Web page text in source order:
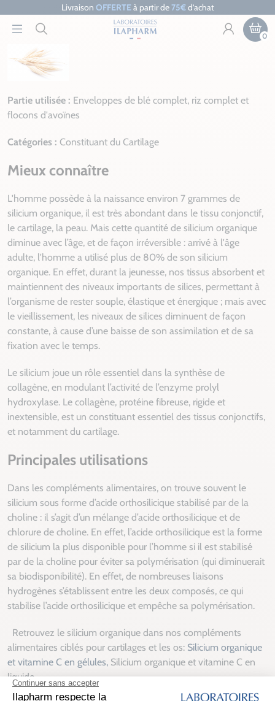
Livraison OFFERTEà partir de 75€d’achat
0
Partie utilisée : Enveloppes de blé complet, riz complet et
flocons d'avoïnes
Catégories : Constituant du Cartilage
Mieux connaître
L'homme possède à la naissance environ 7 grammes de
silicium organique, il est très abondant dans le tissu conjonctif,
le cartilage, la peau. Mais cette quantité de silicium organique
diminue avec l’âge, et de façon irréversible : arrivé à l'âge
adulte, l'homme a utilisé plus de 80% de son silicium
organique. En effet, durant la jeunesse, nos tissus absorbent et
maintiennent des niveaux importants de silices, permettant à
l’organisme de rester souple, élastique et énergique ; mais avec
le vieillissement, les niveaux de silices diminuent de façon
constante, à cause d’une baisse de son assimilation et de sa
fixation avec le temps.
Le silicium joue un rôle essentiel dans la synthèse de
collagène, en modulant l’activité de l’enzyme prolyl
hydroxylase. Le collagène, protéine fibreuse, rigide et
inextensible, est un constituant essentiel des tissus conjonctifs,
et notamment du cartilage.
Principales utilisations
Dans les compléments alimentaires, on trouve souvent le
silicium sous forme d’acide orthosilicique stabilisé par de la
choline : il s’agit d’un mélange d’acide orthosilicique et de
chlorure de choline. En effet, l’acide orthosilicique est la forme
de silicium la plus disponible pour l’homme si il est stabilisé
par de la choline pour éviter sa polymérisation (qui diminuerait
sa biodisponibilité). En effet, de nombreuses liaisons
hydrogènes s’établissent entre les deux composés, ce qui
stabilise l’acide orthosilicique et empêche sa polymérisation.
Retrouvez le silicium organique dans nos compléments
alimentaires ciblés pour cartilages et les os: Silicium organique
et vitamine C en gélules, Silicium organique et vitamine C en
liquide
Produits suggérés